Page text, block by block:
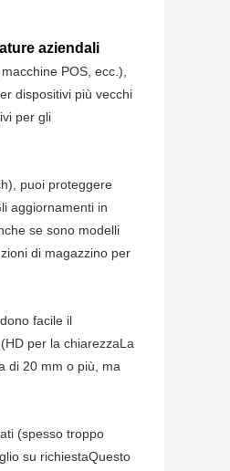
aziendali
POS, ecc.),
dispositivi più vecchi
per gli
puoi proteggere
aggiornamenti in
se sono modelli
di magazzino per
facile il
per la chiarezzaLa
di 20 mm o più, ma
(spesso troppo
su richiestaQuesto